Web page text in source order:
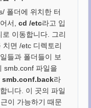
폴더에 위치한 터
서, cd /etc라고 입
이동합니다. 그리
치면 /etc 디렉토리
들과 폴더들이 보
smb.conf 파일을
라
니다. 이 곳의 파일
이 가능하기 때문